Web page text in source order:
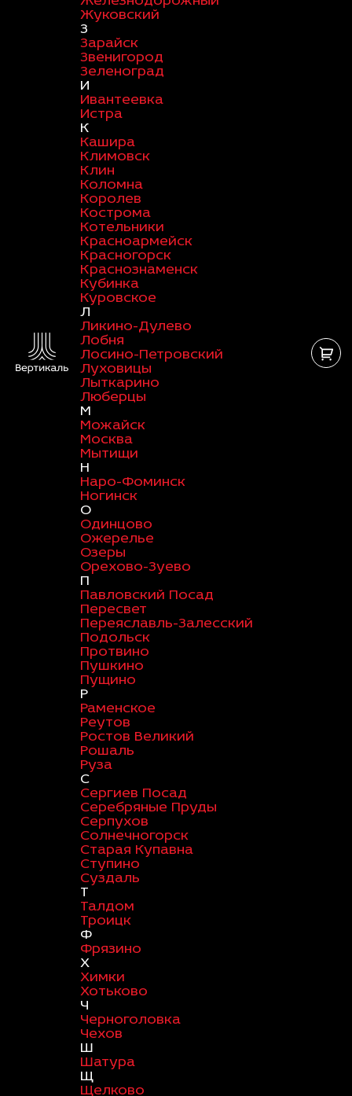
Жуковский
З
Зарайск
Звенигород
Зеленоград
И
Ивантеевка
Истра
К
Кашира
Климовск
Клин
Коломна
Королев
Кострома
Котельники
Красноармейск
Красногорск
Краснознаменск
Кубинка
Куровское
Л
Ликино-Дулево
Лобня
Лосино-Петровский
Луховицы
Лыткарино
Люберцы
М
Можайск
Москва
Мытищи
Н
Наро-Фоминск
Ногинск
О
Одинцово
Ожерелье
Озеры
Орехово-Зуево
П
Павловский Посад
Пересвет
Переяславль-Залесский
Подольск
Протвино
Пушкино
Пущино
Р
Раменское
Реутов
Ростов Великий
Рошаль
Руза
С
Сергиев Посад
Серебряные Пруды
Серпухов
Солнечногорск
Старая Купавна
Ступино
Суздаль
Т
Талдом
Троицк
Ф
Фрязино
Х
Химки
Хотьково
Ч
Черноголовка
Чехов
Ш
Шатура
Щ
Щелково